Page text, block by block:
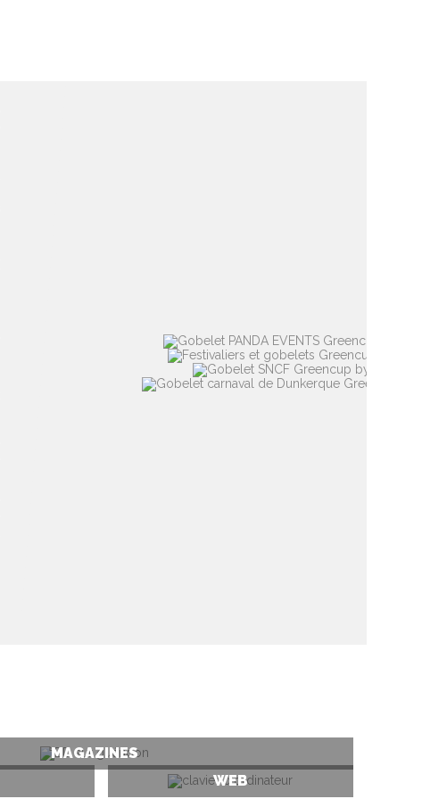
MAGAZINES
WEB